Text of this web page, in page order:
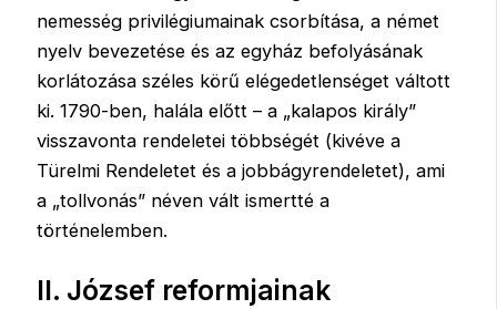
nemesség privilégiumainak csorbítása, a német
nyelv bevezetése és az egyház befolyásának
korlátozása széles körű elégedetlenséget váltott
ki. 1790-ben, halála előtt – a „kalapos király”
visszavonta rendeletei többségét (kivéve a
Türelmi Rendeletet és a jobbágyrendeletet), ami
a „tollvonás” néven vált ismertté a
történelemben.
II. József reformjainak